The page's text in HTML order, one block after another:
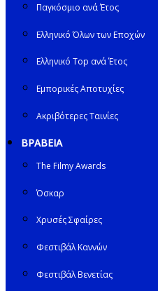
Παγκόσμιο ανά Έτος
Ελληνικό Όλων των Εποχών
Ελληνικό Top ανά Έτος
Εμπορικές Αποτυχίες
Ακριβότερες Ταινίες
ΒΡΑΒΕΙΑ
The Filmy Awards
Όσκαρ
Χρυσές Σφαίρες
Φεστιβάλ Καννών
Φεστιβάλ Βενετίας